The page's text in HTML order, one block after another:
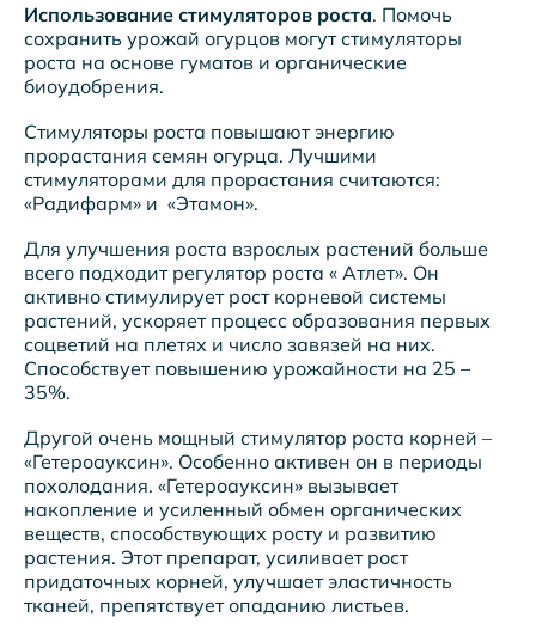
Использование стимуляторов роста. Помочь
сохранить урожай огурцов могут стимуляторы
роста на основе гуматов и органические
биоудобрения.
Стимуляторы роста повышают энергию
прорастания семян огурца. Лучшими
стимуляторами для прорастания считаются:
«Радифарм» и «Этамон».
Для улучшения роста взрослых растений больше
всего подходит регулятор роста « Атлет». Он
активно стимулирует рост корневой системы
растений, ускоряет процесс образования первых
соцветий на плетях и число завязей на них.
Способствует повышению урожайности на 25 –
35%.
Другой очень мощный стимулятор роста корней –
«Гетероауксин». Особенно активен он в периоды
похолодания. «Гетероауксин» вызывает
накопление и усиленный обмен органических
веществ, способствующих росту и развитию
растения. Этот препарат, усиливает рост
придаточных корней, улучшает эластичность
тканей, препятствует опаданию листьев.